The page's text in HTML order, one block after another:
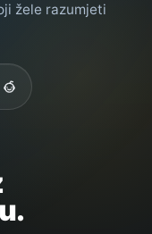
žele razumjeti